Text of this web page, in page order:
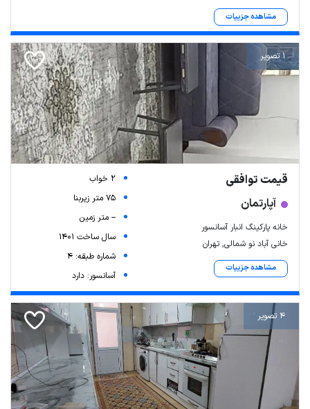
مشاهده جزییات
1 تصویر
قیمت توافقی
آپارتمان
خانه پارکینگ انبار آسانسور
خانی آباد نو شمالی, تهران
مشاهده جزییات
2 خواب
75 متر زیربنا
-- متر زمین
سال ساخت 1401
شماره طبقه: 4
آسانسور: دارد
4 تصویر